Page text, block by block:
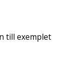
till exemplet